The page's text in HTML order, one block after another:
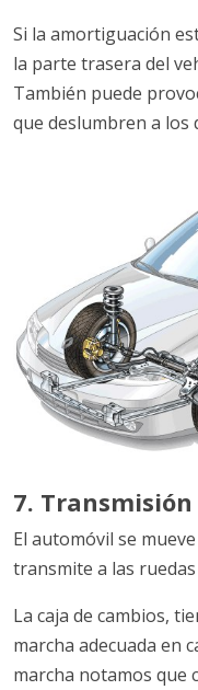
Si la amortiguación
la parte trasera del
También puede
que deslumbren a los
7. Transmisión
El automóvil se
transmite a las
La caja de cambios,
marcha adecuada en
marcha notamos que